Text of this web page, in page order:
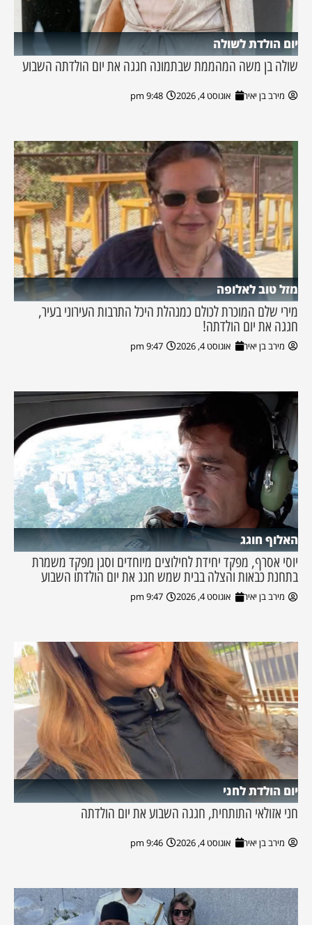
יום הולדת לשולה
שולה בן משה המהממת שבתמונה חגגה את יום הולדתה השבוע
מירב בן יאיר אוגוסט 4, 2026 9:48 pm
מזל טוב לאלופה
מירי שלם המוכרת לכולם כמנהלת היכל התרבות העירוני בעיר,
חגגה את יום הולדתה!
מירב בן יאיר אוגוסט 4, 2026 9:47 pm
האלוף חוגג
יוסי אסרף, מפקד יחידת לחילוצים מיוחדים וסגן מפקד משמרת
בתחנת כבאות והצלה בבית שמש חגג את יום הולדתו השבוע
מירב בן יאיר אוגוסט 4, 2026 9:47 pm
יום הולדת לחני
חני אזולאי התותחית, חגגה השבוע את יום הולדתה
מירב בן יאיר אוגוסט 4, 2026 9:46 pm